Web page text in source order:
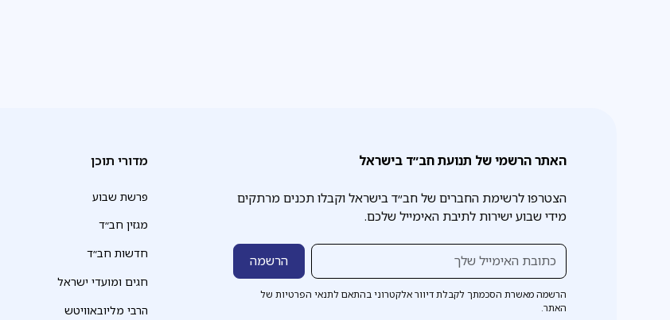
האתר הרשמי של תנועת חב״ד בישראל
הצטרפו לרשימת החברים של חב״ד בישראל וקבלו תכנים מרתקים
מידי שבוע ישירות לתיבת האימייל שלכם.
הרשמה מאשרת הסכמתך לקבלת דיוור אלקטרוני בהתאם לתנאי הפרטיות של
האתר.
מדורי תוכן
פרשת שבוע
מגזין חב״ד
חדשות חב״ד
חגים ומועדי ישראל
הרבי מליובאוויטש